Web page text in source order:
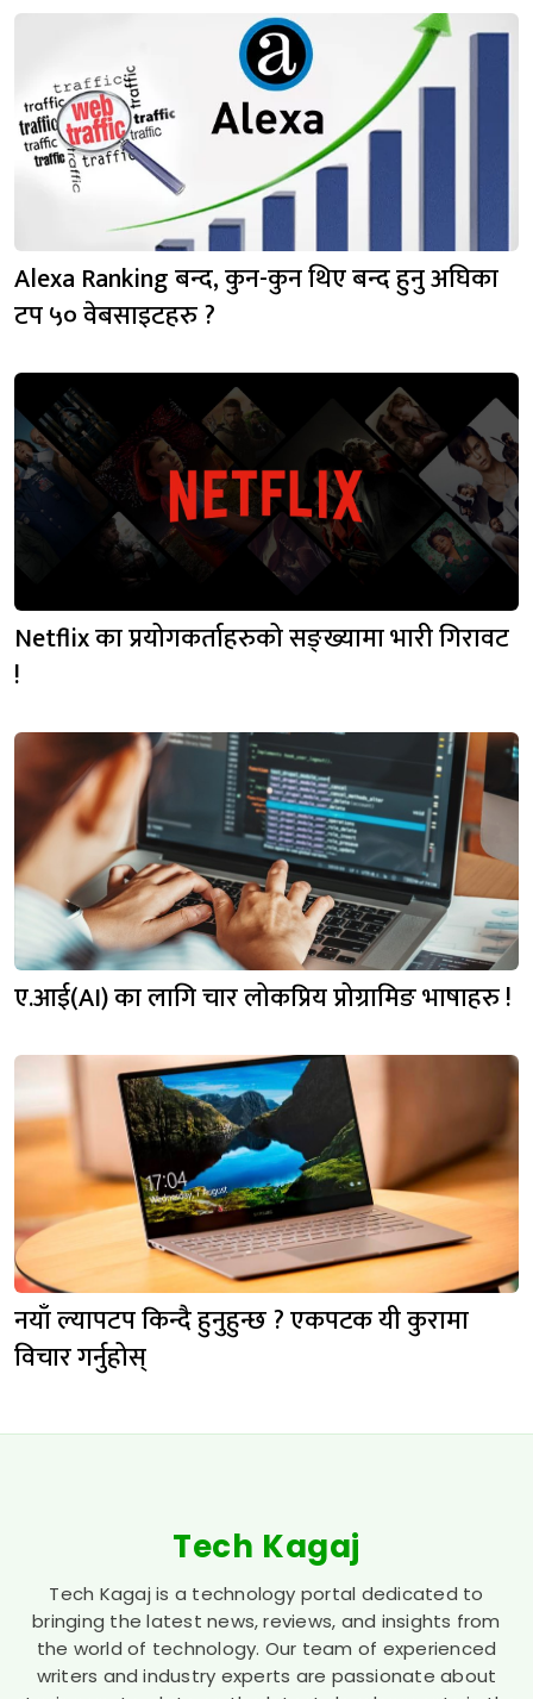
Alexa Ranking बन्द, कुन-कुन थिए बन्द हुनु अघिका
टप ५० वेबसाइटहरु ?
Netflix का प्रयोगकर्ताहरुको सङ्ख्यामा भारी गिरावट
!
ए.आई(AI) का लागि चार लोकप्रिय प्रोग्रामिङ भाषाहरु !
नयाँ ल्यापटप किन्दै हुनुहुन्छ ? एकपटक यी कुरामा
विचार गर्नुहोस्
Tech Kagaj
Tech Kagaj is a technology portal dedicated to
bringing the latest news, reviews, and insights from
the world of technology. Our team of experienced
writers and industry experts are passionate about